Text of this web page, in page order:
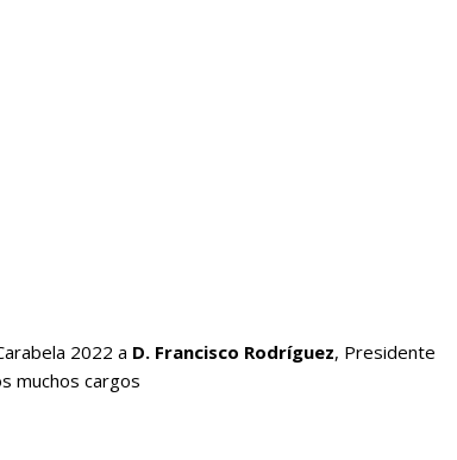
2022 a D. Francisco Rodríguez, Presidente
muchos cargos